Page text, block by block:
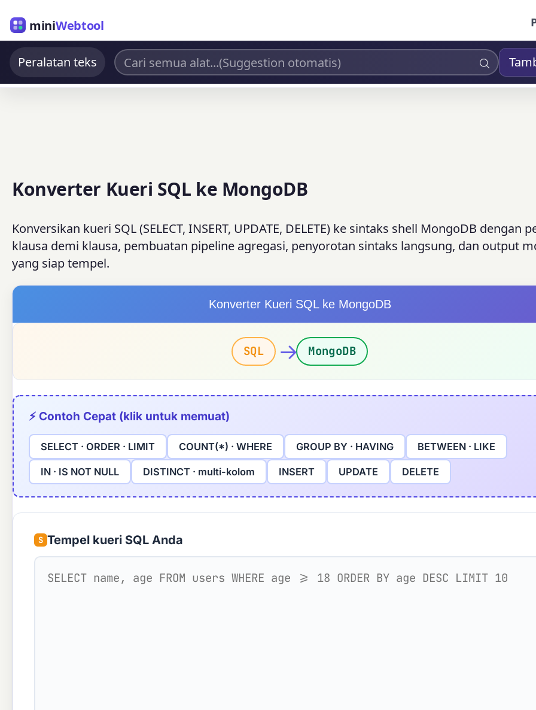
miniWebtool
Peralatan teks
Konverter Kueri SQL ke MongoDB
Konversikan kueri SQL (SELECT, INSERT, UPDATE, DELETE) ke sintaks shell MongoDB dengan
klausa demi klausa, pembuatan pipeline agregasi, penyorotan sintaks langsung, dan output
yang siap tempel.
Konverter Kueri SQL ke MongoDB
SQL → MongoDB
⚡ Contoh Cepat (klik untuk memuat)
SELECT · ORDER · LIMIT COUNT(*) · WHERE GROUP BY · HAVING BETWEEN · LIKE
IN · IS NOT NULL DISTINCT · multi-kolom INSERT UPDATE DELETE
S Tempel kueri SQL Anda